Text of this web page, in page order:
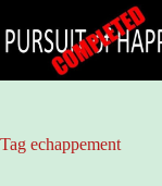
naar
de
Tag echappement